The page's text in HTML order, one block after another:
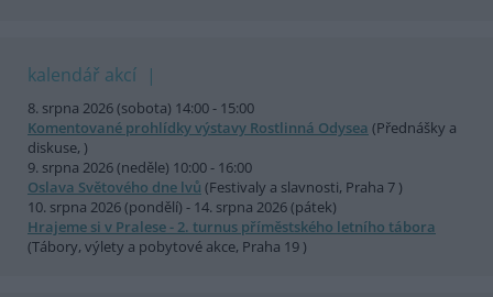
kalendář akcí
8. srpna 2026 (sobota) 14:00 - 15:00
Komentované prohlídky výstavy Rostlinná Odysea (Přednášky a
diskuse, )
9. srpna 2026 (neděle) 10:00 - 16:00
Oslava Světového dne lvů (Festivaly a slavnosti, Praha 7 )
10. srpna 2026 (pondělí) - 14. srpna 2026 (pátek)
Hrajeme si v Pralese - 2. turnus příměstského letního tábora
(Tábory, výlety a pobytové akce, Praha 19 )